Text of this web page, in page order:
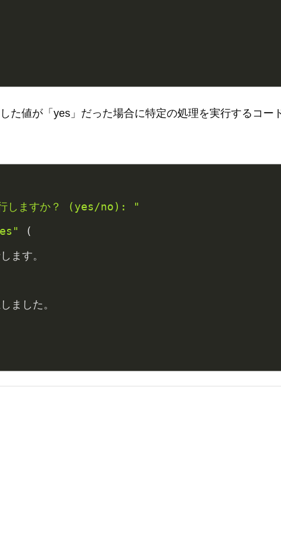
た値が「yes」だった場合に特定の処理を実行するコー
しますか？ (yes/no): "
(
ます。
ました。